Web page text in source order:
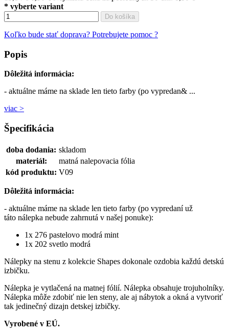
* vyberte variant
Do košíka
Koľko bude stať doprava? Potrebujete pomoc ?
Popis
Dôležitá informácia:
- aktuálne máme na sklade len tieto farby (po vypredan& ...
viac >
Špecifikácia
doba dodania: skladom
materiál:
matná nalepovacia fólia
kód produktu: V09
Dôležitá informácia:
- aktuálne máme na sklade len tieto farby (po vypredaní už
táto nálepka nebude zahrnutá v našej ponuke):
1x 276 pastelovo modrá mint
1x 202 svetlo modrá
Nálepky na stenu z kolekcie Shapes dokonale ozdobia každú detskú
izbičku.
Nálepka je vytlačená na matnej fólií. Nálepka obsahuje trojuholníky.
Nálepka môže zdobiť nie len steny, ale aj nábytok a okná a vytvoriť
tak jedinečný dizajn detskej izbičky.
Vyrobené v EÚ.